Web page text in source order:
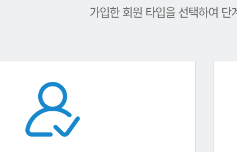
가입한 회원 타입을 선택하여 단